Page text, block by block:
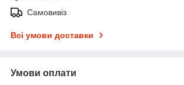
Самовивіз
Всі умови доставки
Умови оплати